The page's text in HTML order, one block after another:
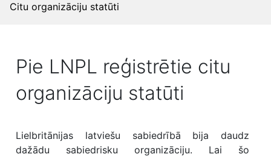
Citu organizāciju statūti
Pie LNPL reģistrētie citu
organizāciju statūti
Lielbritānijas latviešu sabiedrībā bija daudz
dažādu sabiedrisku organizāciju. Lai šo